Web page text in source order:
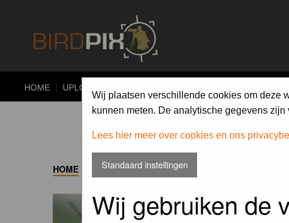
HOME UPLOAD
Wij plaatsen verschillende cookies om deze
kunnen meten. De analytische gegevens
Lees hier meer over cookies en ons
Standaard instellingen
Wij gebruiken de
HOME -> ALBUM